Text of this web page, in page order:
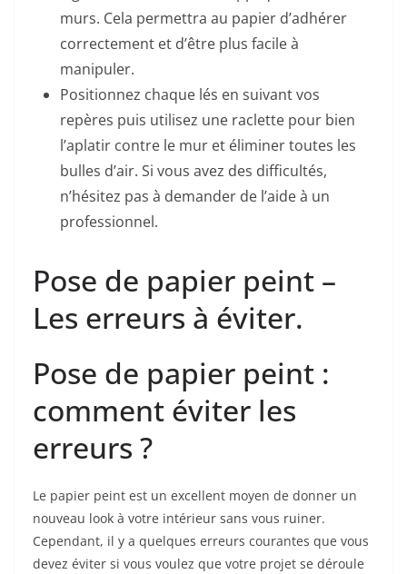
murs. Cela permettra au papier d’adhérer
correctement et d’être plus facile à
manipuler.
Positionnez chaque lés en suivant vos
repères puis utilisez une raclette pour bien
l’aplatir contre le mur et éliminer toutes les
bulles d’air. Si vous avez des difficultés,
n’hésitez pas à demander de l’aide à un
professionnel.
Pose de papier peint –
Les erreurs à éviter.
Pose de papier peint :
comment éviter les
erreurs ?
Le papier peint est un excellent moyen de donner un
nouveau look à votre intérieur sans vous ruiner.
Cependant, il y a quelques erreurs courantes que vous
devez éviter si vous voulez que votre projet se déroule